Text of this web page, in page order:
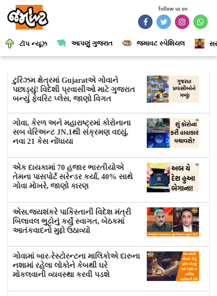
Follow us on
ટૉપ ન્યૂઝ આપણું ગુજરાત જમાવટ સ્પેશિયલ
ટુરિઝમ ક્ષેત્રમાં Gujaratએ ગોવાને
પછાડ્યું! વિદેશી પ્રવાસીઓ માટે ગુજરાત
બન્યું ફેવરિટ પ્લેસ, જાણો વિગત
ગોવા, કેરળ અને મહારાષ્ટ્રમાં કોરોનાના
સબ વેરિઅન્ટ JN.1થી સંક્રમણ વધ્યું,
નવા 21 કેસ નોંધાયા
એક દાયકામાં 70 હજાર ભારતીયોએ
તેમના પાસપોર્ટ સરેન્ડર કર્યા, 40% સાથે
ગોવા મોખરે, જાણો કારણ
એસ.જયશંકરે પાકિસ્તાની વિદેશ મંત્રી
બિલાવલ ભુટ્ટોનું કર્યું સ્વાગત, બેઠકમાં
આતંકવાદનો મુદ્દો ઉઠાવ્યો
ગોવામાં બાર-રેસ્ટોરન્ટના માલિકોએ દારુના
નશામાં રહેલા લોકોને કેબથી ઘરે
મોકલવાની વ્યવસ્થા કરવી પડશે